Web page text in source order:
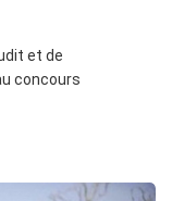
et de
concours